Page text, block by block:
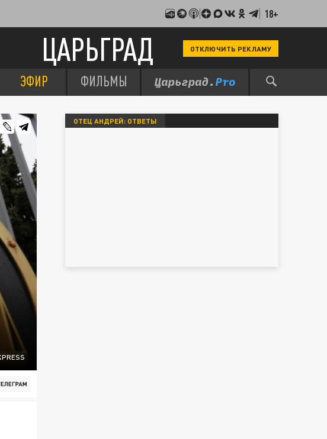
18+
ЦАРЬГРАД ОТКЛЮЧИТЬ РЕКЛАМУ
ЭФИР ФИЛЬМЫ
ОТЕЦ АНДРЕЙ: ОТВЕТЫ